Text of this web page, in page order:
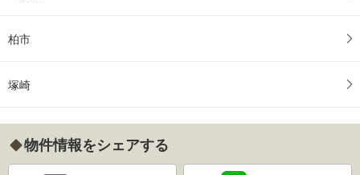
柏市
塚崎
物件情報をシェアする